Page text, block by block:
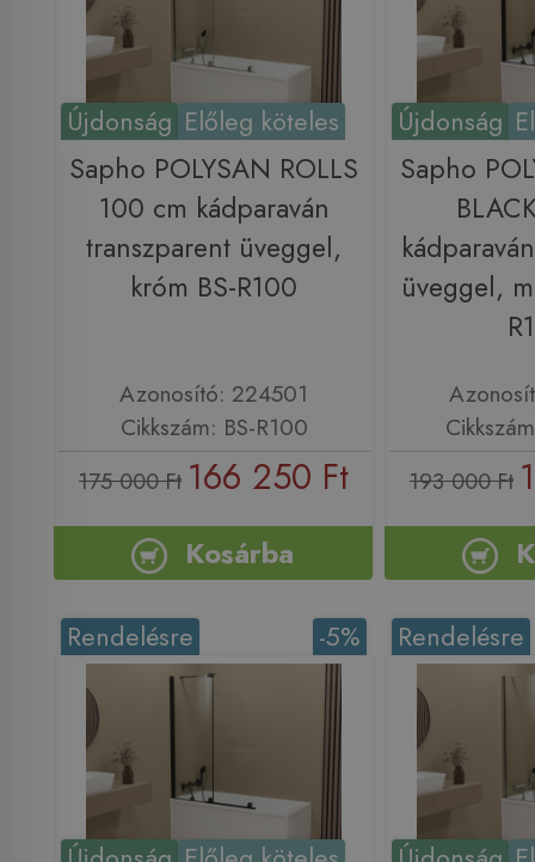
Újdonság Előleg köteles
Sapho POLYSAN ROLLS
100 cm kádparaván
transzparent üveggel,
króm BS-R100
Azonosító: 224501
Cikkszám: BS-R100
175 000 Ft 166 250 Ft
Kosárba
Újdonság
Sapho
üveggel,
193 000 Ft
-5%
Rendelésre Rendelésre